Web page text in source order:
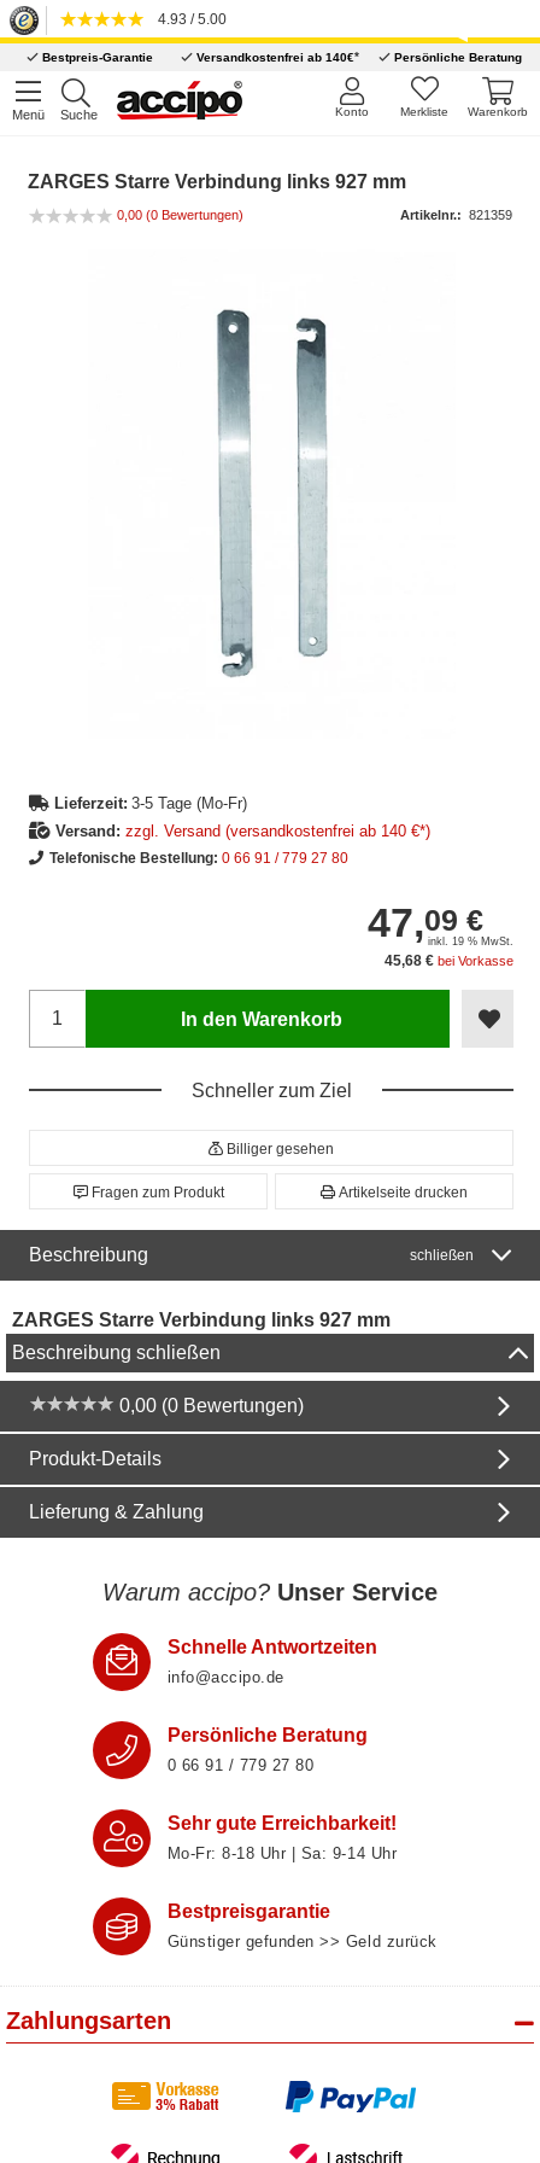
4.93 / 5.00
Bestpreis-Garantie Versandkostenfrei ab 140€* Persönliche Beratung
Menü Suche Warenkorb
Merkliste
Konto
ZARGES Starre Verbindung links 927 mm
0,00 (0 Bewertungen) Artikelnr.: 821359
Lieferzeit: 3-5 Tage (Mo-Fr)
Versand: zzgl. Versand (versandkostenfrei ab 140 €*)
Telefonische Bestellung: 0 66 91 / 779 27 80
47,09 €
inkl. 19 % MwSt.
45,68 € bei Vorkasse
In den Warenkorb
Schneller zum Ziel
Billiger gesehen
Fragen zum Produkt Artikelseite drucken
Beschreibung schließen
ZARGES Starre Verbindung links 927 mm
Beschreibung schließen
0,00 (0 Bewertungen)
Produkt-Details
Lieferung & Zahlung
Warum accipo? Unser Service
Schnelle Antwortzeiten
info@accipo.de
Persönliche Beratung
0 66 91 / 779 27 80
Sehr gute Erreichbarkeit!
Mo-Fr: 8‑18 Uhr | Sa: 9‑14 Uhr
Bestpreisgarantie
Günstiger gefunden >> Geld zurück
Zahlungsarten